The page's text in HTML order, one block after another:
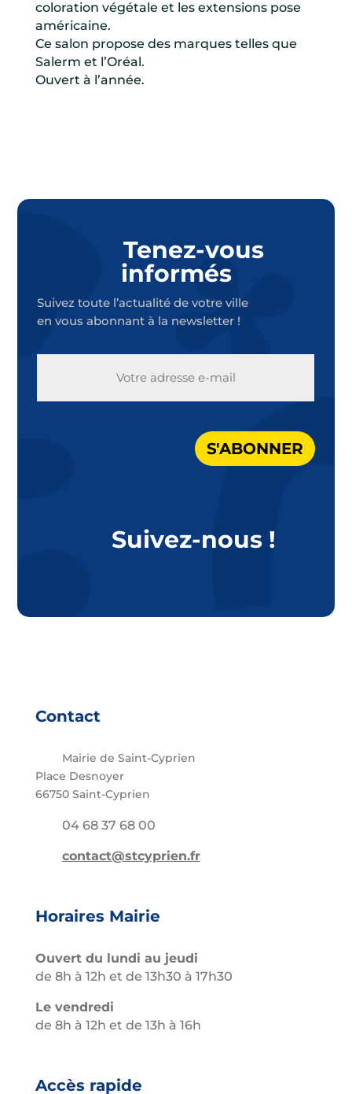
coloration végétale et les extensions pose
américaine.
Ce salon propose des marques telles que
Salerm et l’Oréal.
Ouvert à l’année.
Tenez-vous
informés
Suivez toute l’actualité de votre ville
en vous abonnant à la newsletter !
S'ABONNER
Suivez-nous !
Contact
Mairie de Saint-Cyprien
Place Desnoyer
66750 Saint-Cyprien
04 68 37 68 00
contact@stcyprien.fr
Horaires Mairie
Ouvert du lundi au jeudi
de 8h à 12h et de 13h30 à 17h30
Le vendredi
de 8h à 12h et de 13h à 16h
Accès rapide